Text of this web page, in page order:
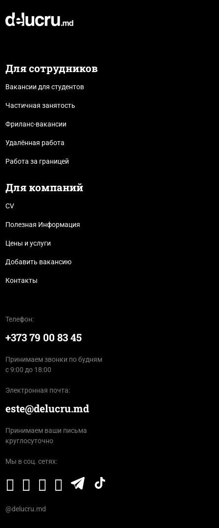
Для сотрудников
Вакансии для студентов
Частичная занятость
Фриланс-вакансии
Удалённая работа
Работа за границей
Для компаний
CV
Полезная Информация
Цены и услуги
Добавить вакансию
Контакты
Телефон:
+373 79 00 83 45
Принимаем звонки по будням
с 9:00 до 18:00
Электронная почта:
este@delucru.md
Принимаем ваши письма
круглосуточно
Мы в соц. сетях:
@delucru.md